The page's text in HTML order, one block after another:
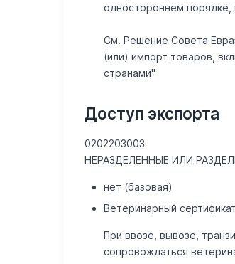
одностороннем порядке,
См. Решение Совета
(или) импорт товаров,
странами"
Доступ экспорта
0202203003
НЕРАЗДЕЛЕННЫЕ ИЛИ
нет (базовая)
Ветеринарный сертификат
При ввозе, вывозе,
сопровождаться